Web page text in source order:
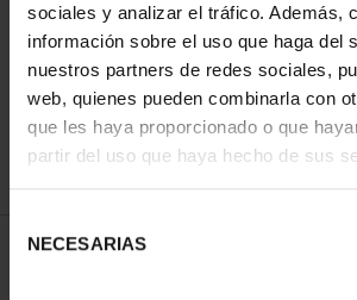
sociales y analizar el tráfico. Además,
información sobre el uso que haga del
nuestros partners de redes sociales,
web, quienes pueden combinarla con
que les haya proporcionado o que
partir del uso que haya hecho de sus
NECESARIAS
ORDENAR POR:
REFINAR
1 Productos encontrados